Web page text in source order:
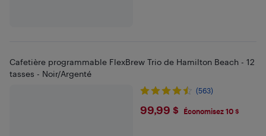
Cafetière programmable FlexBrew Trio de Hamilton Beach - 12
tasses - Noir/Argenté
(563)
$99.99
99,99 $ Économisez 10 $